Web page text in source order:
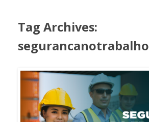
Tag Archives:
segurancanotrabalho